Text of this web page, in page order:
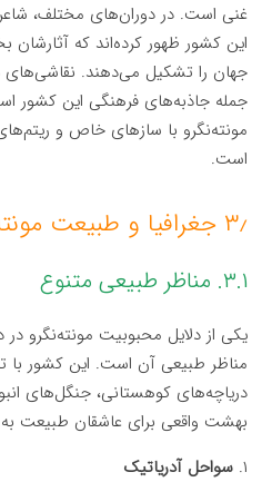
غنی است. در دوران‌های مختلف،
این کشور ظهور کرده‌اند که
جهان را تشکیل می‌دهند. نقاشی‌های
جمله جاذبه‌های فرهنگی این
مونته‌نگرو با سازهای خاص و
است.
۳٫ جغرافیا و طبیعت مونته‌نگرو
۳.۱. مناظر طبیعی متنوع
یکی از دلایل محبوبیت مونته‌نگرو در
مناظر طبیعی آن است. این کشور با
دریاچه‌های کوهستانی، جنگل‌های
بهشت واقعی برای عاشقان طبیعت
۱. سواحل آدریاتیک